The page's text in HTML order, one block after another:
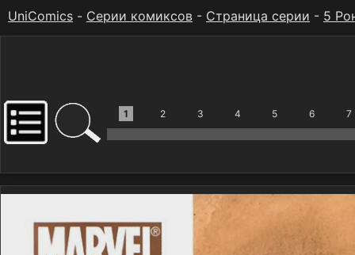
UniComics - Серии комиксов - Страница серии - 5
1 2 3 4 5 6 7